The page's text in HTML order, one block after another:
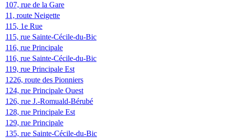
107, rue de la Gare
11, route Neigette
115, 1e Rue
115, rue Sainte-Cécile-du-Bic
116, rue Principale
116, rue Sainte-Cécile-du-Bic
119, rue Principale Est
1226, route des Pionniers
124, rue Principale Ouest
126, rue J.-Romuald-Bérubé
128, rue Principale Est
129, rue Principale
135, rue Sainte-Cécile-du-Bic